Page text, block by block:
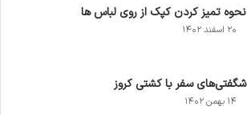
نحوه تمیز کردن کپک از روی لباس ها
۲۰ اسفند ۱۴۰۲
شگفتی‌های سفر با کشتی کروز
۱۴ بهمن ۱۴۰۲